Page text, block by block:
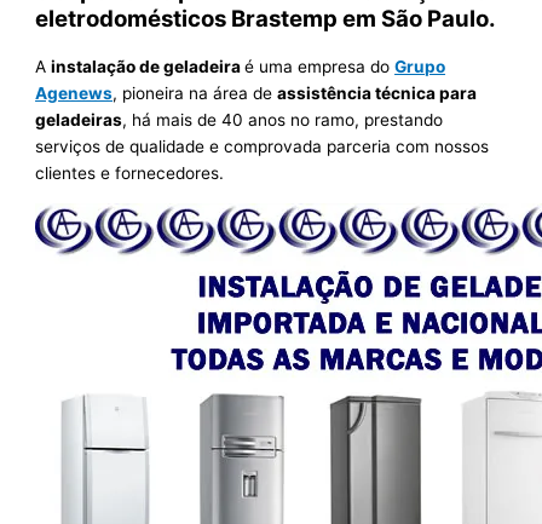
eletrodomésticos Brastemp em São Paulo.
Ainstalação de geladeiraé uma empresa doGrupo
Agenews, pioneira na área deassistência técnica para
geladeiras, há mais de 40 anos no ramo, prestando
serviços de qualidade e comprovada parceria com nossos
clientes e fornecedores.